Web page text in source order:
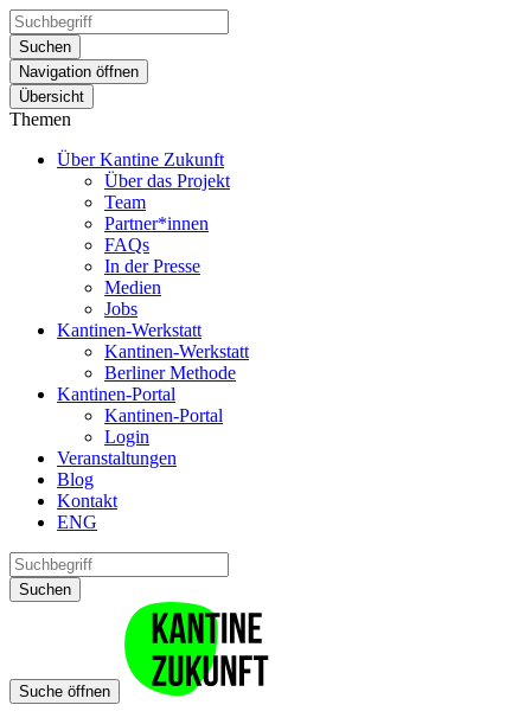
Suchen
Navigation öffnen
Übersicht
Themen
Über Kantine Zukunft
Über das Projekt
Team
Partner*innen
FAQs
In der Presse
Medien
Jobs
Kantinen-Werkstatt
Kantinen-Werkstatt
Berliner Methode
Kantinen-Portal
Kantinen-Portal
Login
Veranstaltungen
Blog
Kontakt
ENG
Suchen
Suche öffnen